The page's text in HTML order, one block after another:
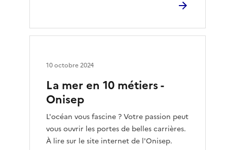
La mer en 10 métiers -
Onisep
L'océan vous fascine ? Votre passion peut
vous ouvrir les portes de belles carrières.
À lire sur le site internet de l'Onisep.
10 octobre 2024